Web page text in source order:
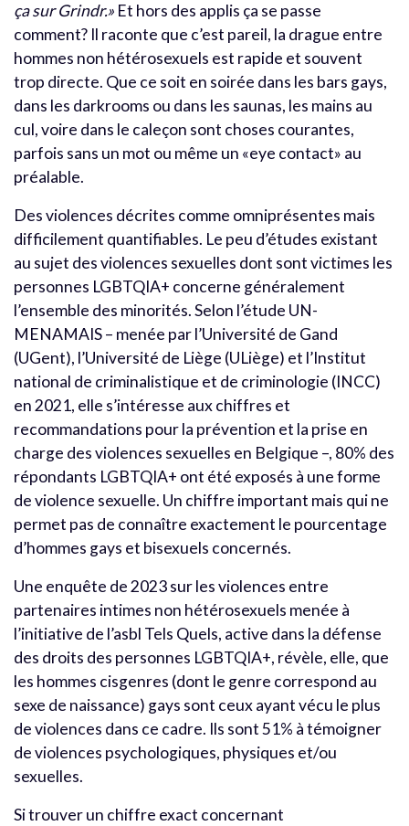
ça sur Grindr.» Et hors des applis ça se passe
comment? Il raconte que c’est pareil, la drague entre
hommes non hétérosexuels est rapide et souvent
trop directe. Que ce soit en soirée dans les bars gays,
dans les darkrooms ou dans les saunas, les mains au
cul, voire dans le caleçon sont choses courantes,
parfois sans un mot ou même un «eye contact» au
préalable.
Des violences décrites comme omniprésentes mais
difficilement quantifiables. Le peu d’études existant
au sujet des violences sexuelles dont sont victimes les
personnes LGBTQIA+ concerne généralement
l’ensemble des minorités. Selon l’étude UN-
MENAMAIS – menée par l’Université de Gand
(UGent), l’Université de Liège (ULiège) et l’Institut
national de criminalistique et de criminologie (INCC)
en 2021, elle s’intéresse aux chiffres et
recommandations pour la prévention et la prise en
charge des violences sexuelles en Belgique –, 80% des
répondants LGBTQIA+ ont été exposés à une forme
de violence sexuelle. Un chiffre important mais qui ne
permet pas de connaître exactement le pourcentage
d’hommes gays et bisexuels concernés.
Une enquête de 2023 sur les violences entre
partenaires intimes non hétérosexuels menée à
l’initiative de l’asbl Tels Quels, active dans la défense
des droits des personnes LGBTQIA+, révèle, elle, que
les hommes cisgenres (dont le genre correspond au
sexe de naissance) gays sont ceux ayant vécu le plus
de violences dans ce cadre. Ils sont 51% à témoigner
de violences psychologiques, physiques et/ou
sexuelles.
Si trouver un chiffre exact concernant